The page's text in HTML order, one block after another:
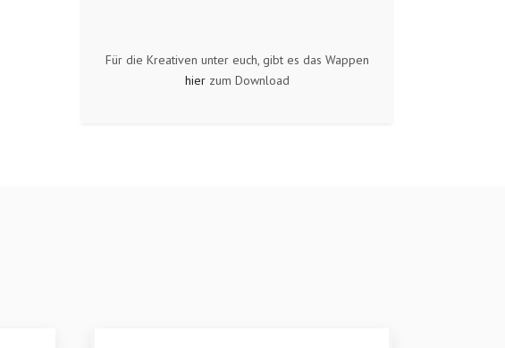
Für die Kreativen unter euch, gibt es das Wappen
hierzum Download